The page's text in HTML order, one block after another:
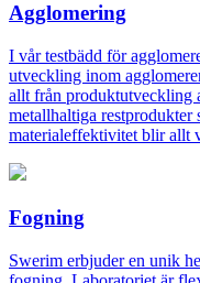
Agglomering
I vår testbädd för
utveckling inom
allt från produktutveckling
metallhaltiga restprodukter
materialeffektivitet blir allt
Fogning
Swerim erbjuder en unik